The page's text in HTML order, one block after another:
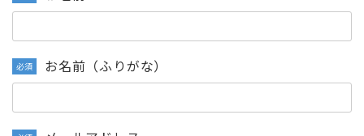
必須 お名前（ふりがな）